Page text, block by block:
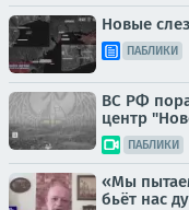
Новые
ПАБЛИКИ
ВС РФ
центр
ПАБЛИКИ
«Мы
бьёт нас